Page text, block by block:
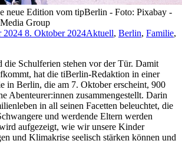
neue Edition vom tipBerlin - Foto: Pixabay -
Group
2024 8. Oktober 2024Aktuell, Berlin, Familie,
die Schulferien stehen vor der Tür. Damit
hat die tiBerlin-Redaktion in einer
in Berlin, die am 7. Oktober erscheint, 900
Abenteurer:innen zusammengestellt. Darin
in all seinen Facetten beleuchtet, die
und werdende Eltern werden
aufgezeigt, wie wir unsere Kinder
und Klimakrise seelisch stärken können und